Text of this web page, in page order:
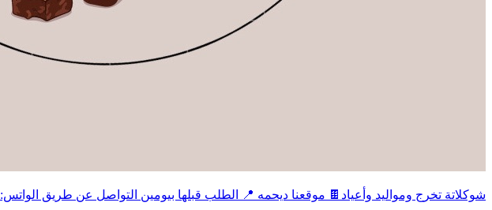
شوكلاتة تخرج ومواليد وأعياد🍫 موقعنا ديحمه 📍 الطلب قبلها بيومين التواصل عن طريق الواتس:0509943496